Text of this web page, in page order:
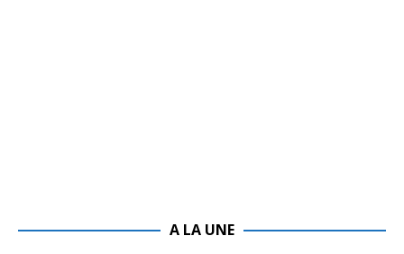
A LA UNE